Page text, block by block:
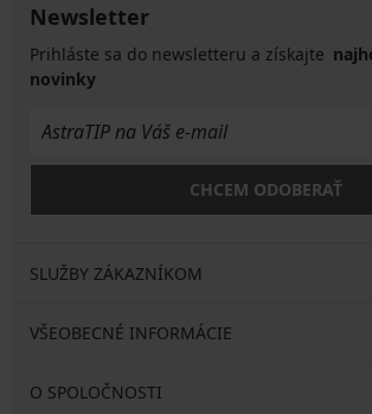
Newsletter
Prihláste sa do newsletteru a získajte
novinky
CHCEM ODOBERAŤ
SLUŽBY ZÁKAZNÍKOM
VŠEOBECNÉ INFORMÁCIE
O SPOLOČNOSTI